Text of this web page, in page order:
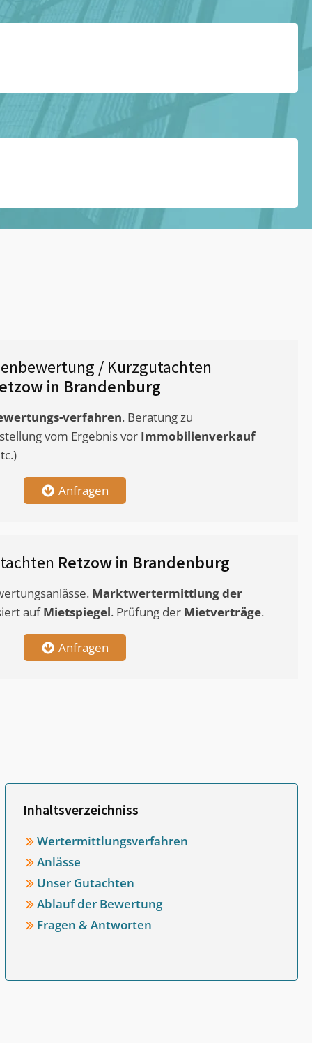
/ Kurzgutachten
in Brandenburg
verfahren. Beratung zu
vom Ergebnis vor Immobilienverkauf
Anfragen
Retzow in Brandenburg
Marktwertermittlungder
aufMietspiegel. Prüfung der Mietverträge.
Anfragen
Inhaltsverzeichniss
Wertermittlungsverfahren
Anlässe
Unser Gutachten
Ablauf der Bewertung
Fragen & Antworten